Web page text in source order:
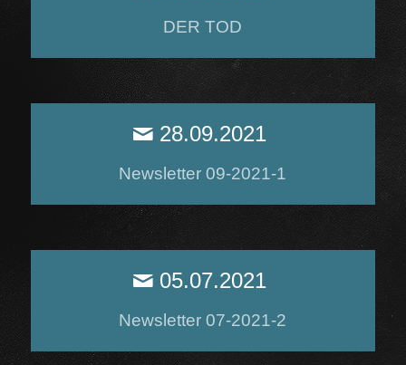
DER TOD
28.09.2021
Newsletter 09-2021-1
05.07.2021
Newsletter 07-2021-2